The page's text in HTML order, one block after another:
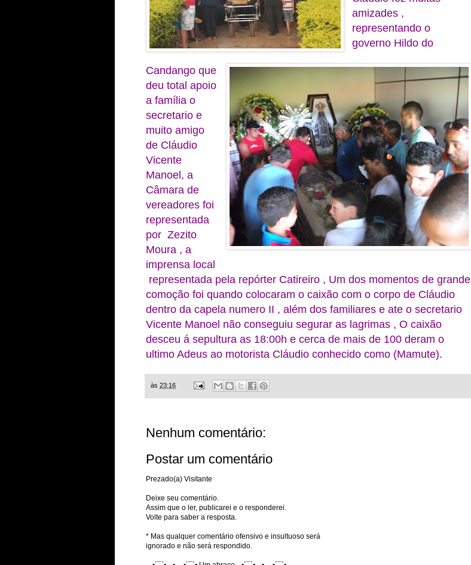
amizades ,
representando o
governo Hildo do
Candango que
deu total apoio
a família o
secretario e
muito amigo
de Cláudio
Vicente
Manoel, a
Câmara de
vereadores foi
representada
por Zezito
Moura , a
imprensa local
representada pela repórter Catireiro , Um dos momentos de grande
comoção foi quando colocaram o caixão com o corpo de Cláudio
dentro da capela numero II , além dos familiares e ate o secretario
Vicente Manoel não conseguiu segurar as lagrimas , O caixão
desceu á sepultura as 18:00h e cerca de mais de 100 deram o
ultimo Adeus ao motorista Cláudio conhecido como (Mamute).
às 23:16
Nenhum comentário:
Postar um comentário
Prezado(a) Visitante
Deixe seu comentário.
Assim que o ler, publicarei e o responderei.
Volte para saber a resposta.
* Mas qualquer comentário ofensivo e insultuoso será
ignorado e não será respondido.